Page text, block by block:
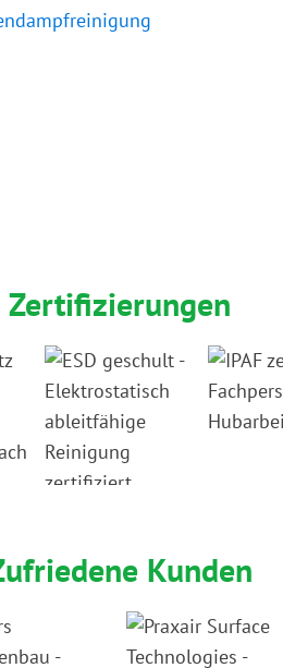
Zertifizierungen
Kunden